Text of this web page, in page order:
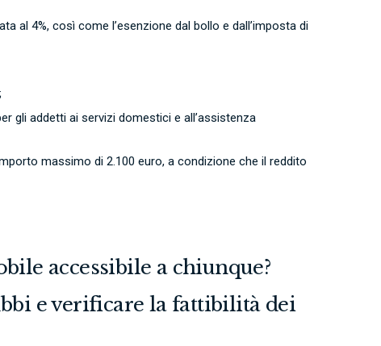
al 4%, così come l’esenzione dal bollo e dall’imposta di
;
gli addetti ai servizi domestici e all’assistenza
massimo di 2.100 euro, a condizione che il reddito
accessibile a chiunque?
e verificare la fattibilità dei